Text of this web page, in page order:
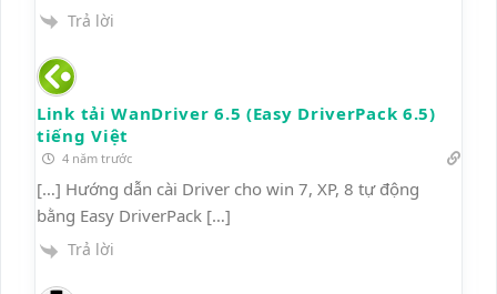
Trả lời
Link tải WanDriver 6.5 (Easy DriverPack 6.5)
tiếng Việt
4 năm trước
[…] Hướng dẫn cài Driver cho win 7, XP, 8 tự động
bằng Easy DriverPack […]
Trả lời